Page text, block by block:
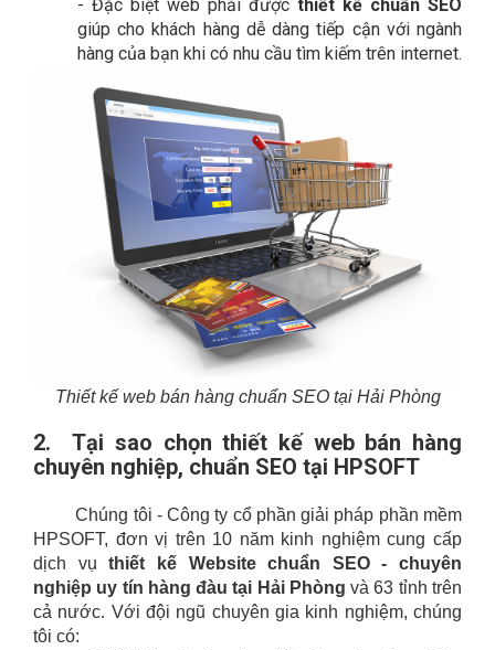
- Đặc biệt web phải được thiết kế chuẩn SEO
giúp cho khách hàng dễ dàng tiếp cận với ngành
hàng của bạn khi có nhu cầu tìm kiếm trên internet.
Thiết kế web bán hàng chuẩn SEO tại Hải Phòng
2.
Tại sao chọn thiết kế web bán hàng
chuyên nghiệp, chuẩn SEO tại HPSOFT
Chúng tôi - Công ty cổ phần giải pháp phần mềm
HPSOFT, đơn vị trên 10 năm kinh nghiệm cung cấp
dịch vụthiết kế Website chuẩn SEO - chuyên
nghiệp uy tín hàng đàu tại Hải Phòng và 63 tỉnh trên
cả nước. Với đội ngũ chuyên gia kinh nghiệm, chúng
tôi có: